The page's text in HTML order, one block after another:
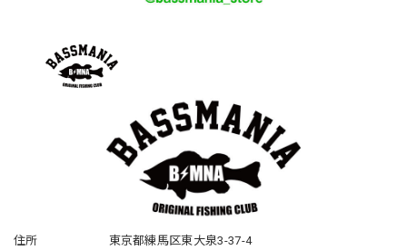
住所
東京都練馬区東大泉3-37-4